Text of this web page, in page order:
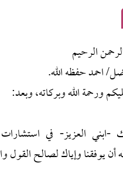
الرحيم
احمد حفظه الله.
ورحمة الله وبركاته، وبعد:
-ابني العزيز- في
أن يوفقنا وإياك لصالح القول